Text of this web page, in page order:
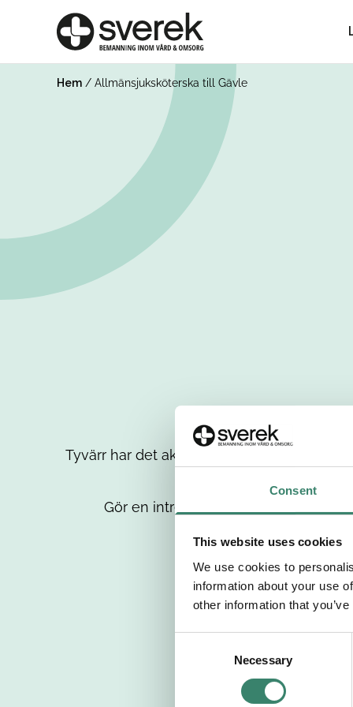
Consent
This website uses cookies
We use cookies to
information about your use
other information that
Necessary
Hem / Allmänsjuksköterska till Gävle
Tyvärr har det aktuella jobbet tagits bort
Gör en intresseanmälan så